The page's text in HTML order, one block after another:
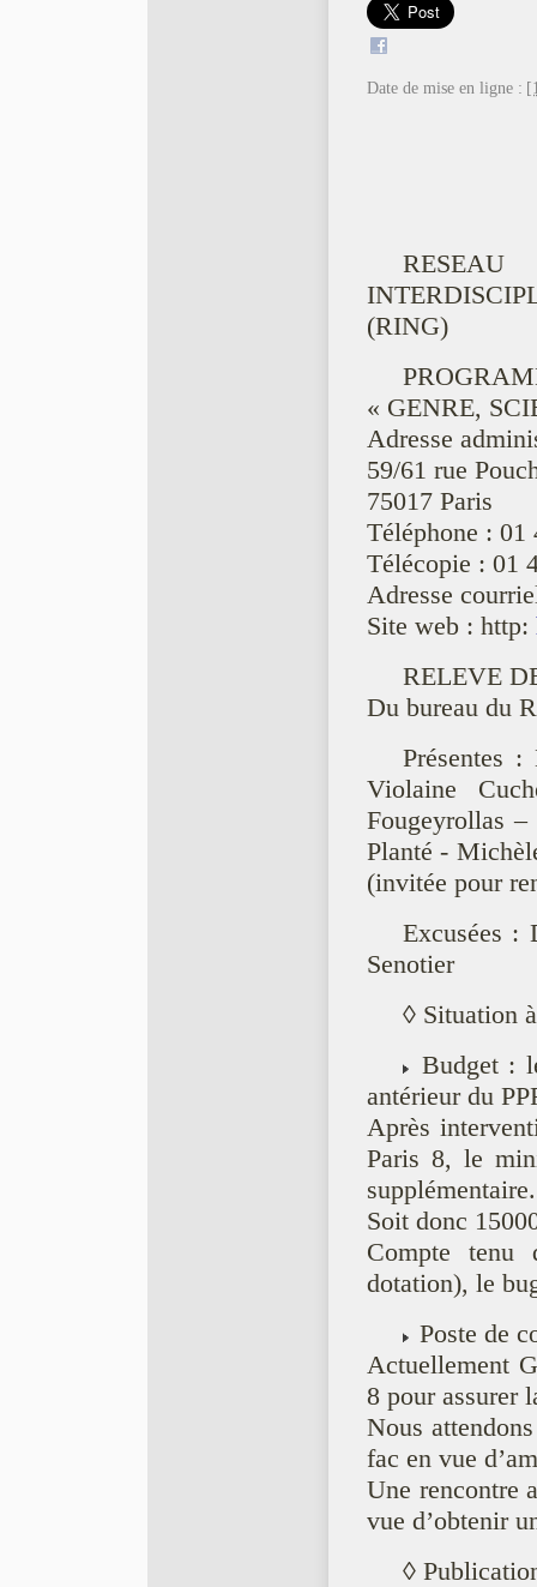
Date de mise en ligne :
(RING)
« GENRE,
Adresse
59/61 rue
75017 Paris
Téléphone : 01
Télécopie : 01
Adresse
Site web : http:
RELEVE
Du bureau du
Présentes
Violaine
Fougeyrollas
Planté -
(invitée pour
Excusées :
Senotier
◊ Situation
Budget :
antérieur du
Après
Paris 8, le
supplémentaire.
Soit donc
Compte tenu
dotation), le
Poste de
Actuellement
8 pour assurer
Nous
fac en vue
Une rencontre
vue d’obtenir
◊